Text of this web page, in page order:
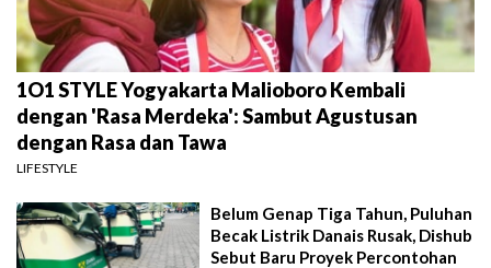
1O1 STYLE Yogyakarta Malioboro Kembali
dengan 'Rasa Merdeka': Sambut Agustusan
dengan Rasa dan Tawa
LIFESTYLE
Belum Genap Tiga Tahun, Puluhan
Becak Listrik Danais Rusak, Dishub
Sebut Baru Proyek Percontohan